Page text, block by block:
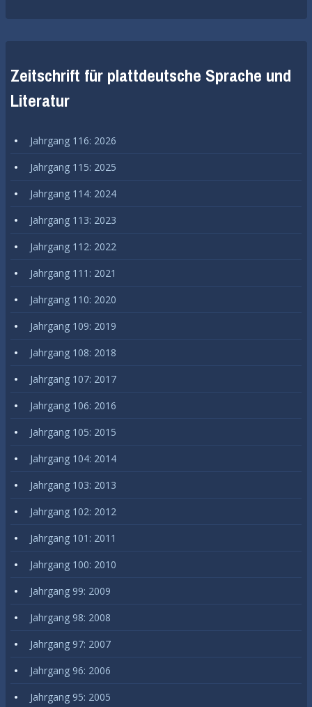
Zeitschrift für plattdeutsche Sprache und
Literatur
Jahrgang 116: 2026
Jahrgang 115: 2025
Jahrgang 114: 2024
Jahrgang 113: 2023
Jahrgang 112: 2022
Jahrgang 111: 2021
Jahrgang 110: 2020
Jahrgang 109: 2019
Jahrgang 108: 2018
Jahrgang 107: 2017
Jahrgang 106: 2016
Jahrgang 105: 2015
Jahrgang 104: 2014
Jahrgang 103: 2013
Jahrgang 102: 2012
Jahrgang 101: 2011
Jahrgang 100: 2010
Jahrgang 99: 2009
Jahrgang 98: 2008
Jahrgang 97: 2007
Jahrgang 96: 2006
Jahrgang 95: 2005